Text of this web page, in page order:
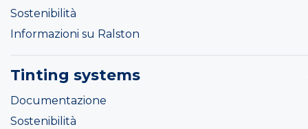
Sostenibilità
Informazioni su Ralston
Tinting systems
Documentazione
Sostenibilità